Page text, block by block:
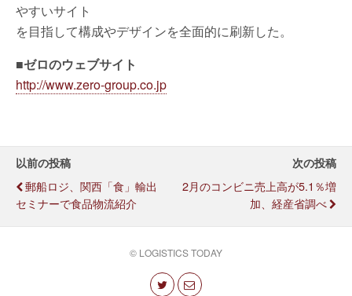
やすいサイト
を目指して構成やデザインを全面的に刷新した。
■ゼロのウェブサイト
http://www.zero-group.co.jp
以前の投稿
郵船ロジ、関西「食」輸出
セミナーで食品物流紹介
次の投稿
2月のコンビニ売上高が5.1％増
加、経産省調べ
© LOGISTICS TODAY